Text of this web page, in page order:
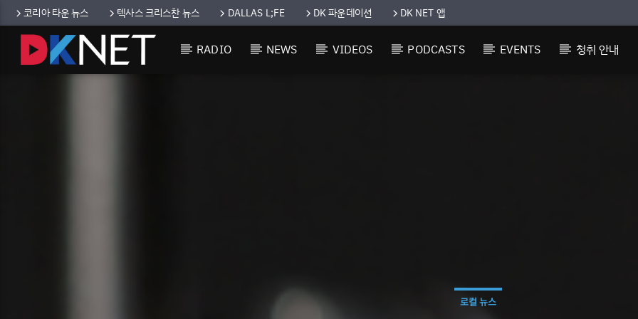
코리아 타운 뉴스 텍사스 크리스찬 뉴스 DALLAS L;FE DK 파운데이션 DK NET 앱
RADIO NEWS VIDEOS PODCASTS EVENTS 청취 안내
로컬 뉴스